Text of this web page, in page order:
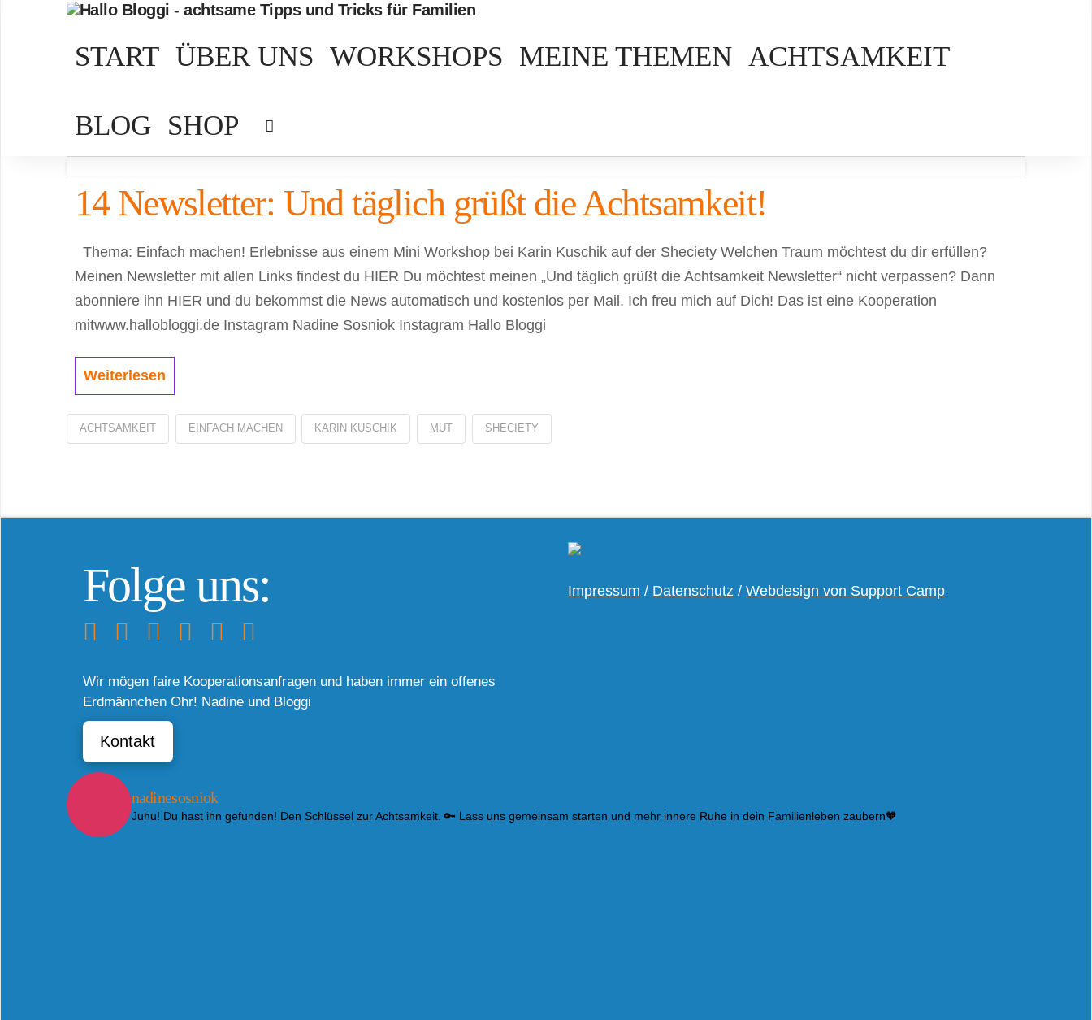
START ÜBER UNS WORKSHOPS MEINE THEMEN ACHTSAMKEIT
BLOG SHOP
14 Newsletter: Und täglich grüßt die Achtsamkeit!
Thema: Einfach machen! Erlebnisse aus einem Mini Workshop bei Karin Kuschik auf der Sheciety Welchen Traum möchtest du dir erfüllen?
Meinen Newsletter mit allen Links findest du HIER Du möchtest meinen „Und täglich grüßt die Achtsamkeit Newsletter“ nicht verpassen? Dann
abonniere ihn HIER und du bekommst die News automatisch und kostenlos per Mail. Ich freu mich auf Dich! Das ist eine Kooperation
mitwww.hallobloggi.de Instagram Nadine Sosniok Instagram Hallo Bloggi
Weiterlesen
ACHTSAMKEIT EINFACH MACHEN KARIN KUSCHIK MUT SHECIETY
Folge uns:
Wir mögen faire Kooperationsanfragen und haben immer ein offenes
Erdmännchen Ohr! Nadine und Bloggi
Kontakt
Impressum / Datenschutz / Webdesign von Support Camp
nadinesosniok
Juhu! Du hast ihn gefunden! Den Schlüssel zur Achtsamkeit. 🔑 Lass uns gemeinsam starten und mehr innere Ruhe in dein Familienleben zaubern🧡